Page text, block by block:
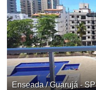
Enseada / Guarujá - SP